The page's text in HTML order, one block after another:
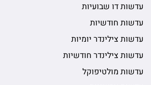
עדשות דו שבועיות
עדשות חודשיות
עדשות צילינדר יומיות
עדשות צילינדר חודשיות
עדשות מולטיפוקל